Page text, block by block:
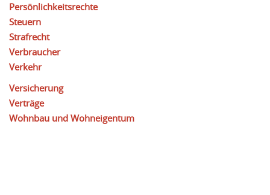
Persönlichkeitsrechte
Steuern
Strafrecht
Verbraucher
Verkehr
Versicherung
Verträge
Wohnbau und Wohneigentum